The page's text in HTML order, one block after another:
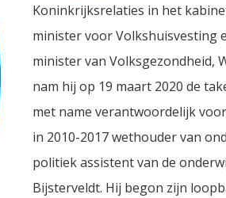
Koninkrijksrelaties in het
minister voor Volkshuisvesting
minister van Volksgezondheid,
nam hij op 19 maart 2020 de
met name verantwoordelijk
in 2010-2017 wethouder van
politiek assistent van de
Bijsterveldt. Hij begon zijn